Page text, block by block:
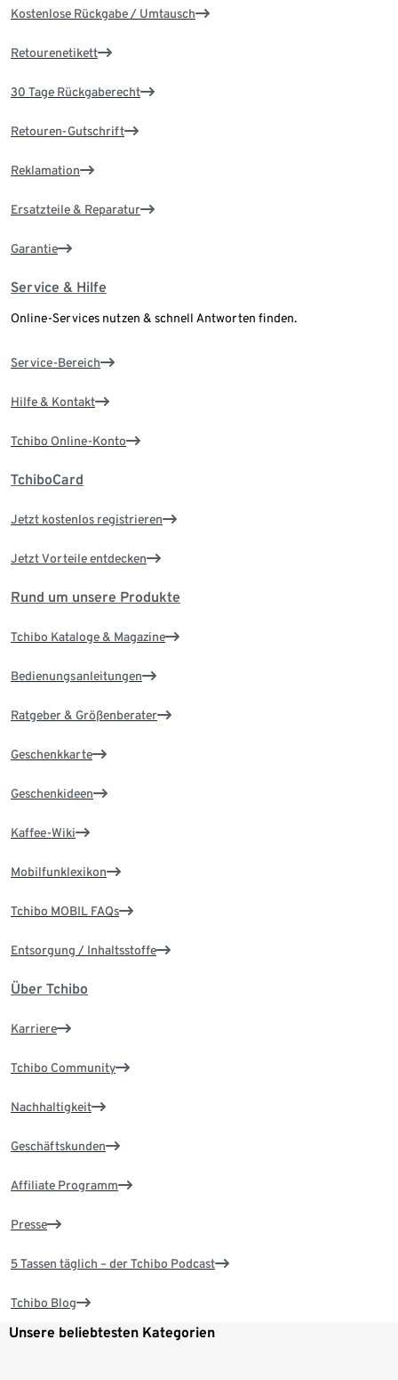
Kostenlose Rückgabe / Umtausch
Retourenetikett
30 Tage Rückgaberecht
Retouren-Gutschrift
Reklamation
Ersatzteile & Reparatur
Garantie
Service & Hilfe
Online-Services nutzen & schnell Antworten finden.
Service-Bereich
Hilfe & Kontakt
Tchibo Online-Konto
TchiboCard
Jetzt kostenlos registrieren
Jetzt Vorteile entdecken
Rund um unsere Produkte
Tchibo Kataloge & Magazine
Bedienungsanleitungen
Ratgeber & Größenberater
Geschenkkarte
Geschenkideen
Kaffee-Wiki
Mobilfunklexikon
Tchibo MOBIL FAQs
Entsorgung / Inhaltsstoffe
Über Tchibo
Karriere
Tchibo Community
Nachhaltigkeit
Geschäftskunden
Affiliate Programm
Presse
5 Tassen täglich – der Tchibo Podcast
Tchibo Blog
Unsere beliebtesten Kategorien